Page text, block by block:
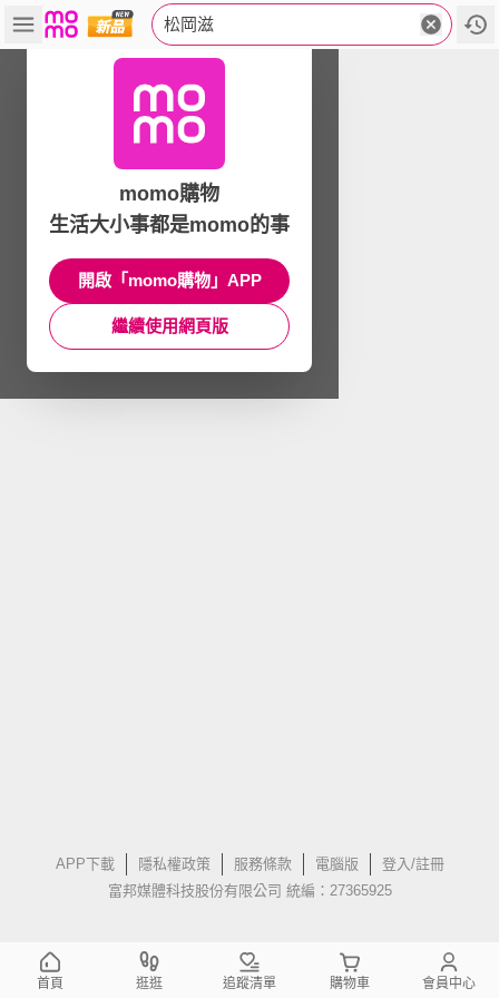
松岡滋
APP下載 隱私權政策 服務條款 電腦版
登入/註冊
富邦媒體科技股份有限公司 統編：27365925
momo購物
生活大小事都是momo的事
開啟「momo購物」APP
繼續使用網頁版
首頁 逛逛 追蹤清單 購物車 會員中心